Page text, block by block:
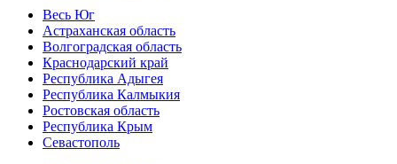
Весь Юг
Астраханская область
Волгоградская область
Краснодарский край
Республика Адыгея
Республика Калмыкия
Ростовская область
Республика Крым
Севастополь